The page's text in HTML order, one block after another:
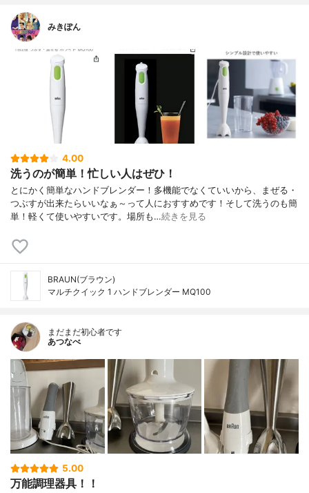
みきぽん
4.00
洗うのが簡単！忙しい人はぜひ！
とにかく簡単なハンドブレンダー！多機能でなくていいから、まぜる・
つぶすが出来たらいいなぁ～って人におすすめです！そして洗うのも簡
単！軽くて使いやすいです。場所も…続きを見る
BRAUN(ブラウン)
マルチクイック 1 ハンドブレンダー MQ100
まだまだ初心者です
あつなべ
5.00
万能調理器具！！